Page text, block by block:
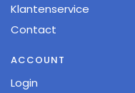
Klantenservice
Contact
ACCOUNT
Login